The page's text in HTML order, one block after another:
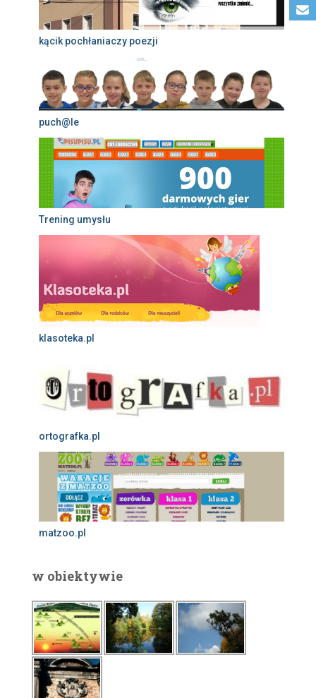
kącik pochłaniaczy poezji
puch@le
Trening umysłu
klasoteka.pl
ortografka.pl
matzoo.pl
w obiektywie